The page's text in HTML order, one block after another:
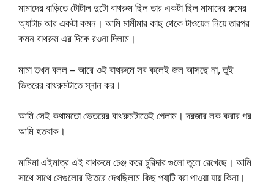
মামাদের বাড়িতে টোটাল দুটো বাথরুম ছিল তার একটা ছিল মামাদের রুমের
অ্যাটাচ আর একটা কমন। আমি মামীমার কাছ থেকে টাওয়েল নিয়ে তারপর
কমন বাথরুম এর দিকে রওনা দিলাম।
মামা তখন বলল – আরে ওই বাথরুমে সব কলেই জল আসছে না, তুই
ভিতরের বাথরুমটাতে স্নান কর।
আমি সেই কথামতো ভেতরের বাথরুমটাতেই গেলাম। দরজার লক করার পর
আমি হতবাক।
মামিমা এইমাত্র এই বাথরুমে চেঞ্জ করে চুরিদার গুলো তুলে রেখেছে। আমি
সাথে সাথে সেগুলোর ভিতরে দেখছিলাম কিছু প্যান্টি ব্রা পাওয়া যায় কিনা।